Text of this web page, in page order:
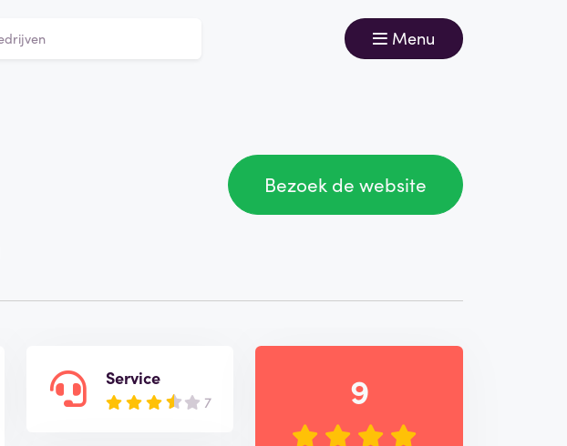
Menu
Bezoek de website
Service
7 9